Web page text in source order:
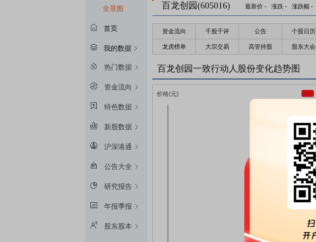
全景图
首页
我的数据
热门数据
资金流向
特色数据
新股数据
沪深港通
公告大全
研究报告
年报季报
股东股本
百龙创园(605016) 最新价 - 涨跌 - 涨跌幅 -
资金流向 千股千评 公告 个股日历
龙虎榜单 大宗交易 高管持股 股东大会
百龙创园一致行动人股份变化趋势图